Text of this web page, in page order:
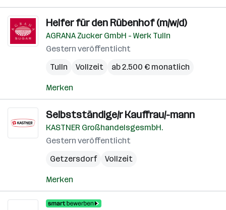
Helfer für den Rübenhof (m/w/d)
AGRANA Zucker GmbH - Werk Tulln
Gestern veröffentlicht
Tulln
Vollzeit ab 2.500 € monatlich
Merken
Selbstständige/r Kauffrau/-mann
KASTNER GroßhandelsgesmbH.
Gestern veröffentlicht
Getzersdorf
Vollzeit
Merken